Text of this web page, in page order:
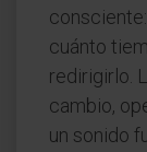
cuánto
redirigirlo.
cambio,
un sonido